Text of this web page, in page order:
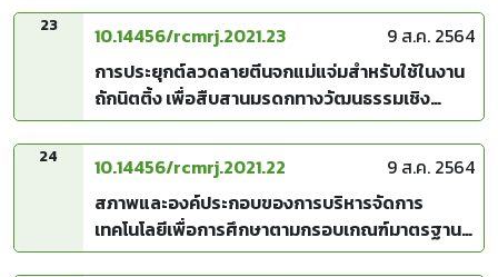
23 10.14456/rcmrj.2021.23
9 ส.ค. 2564
การประยุกต์ลวดลายตีนจกแม่แจ่มสำหรับใช้ในงาน
ถักนิตติ้ง เพื่อสืบสานมรดกทางวัฒนธรรมเชิง
สร้างสรรค์
24 10.14456/rcmrj.2021.22
9 ส.ค. 2564
สภาพและองค์ประกอบของการบริหารจัดการ
เทคโนโลยีเพื่อการศึกษาตามกรอบเกณฑ์มาตรฐาน
ห้องสมุดโรงเรียน สังกัดสำนักงานคณะกรรมการ